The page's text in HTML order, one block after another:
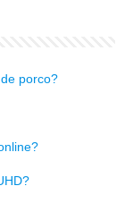
porco?